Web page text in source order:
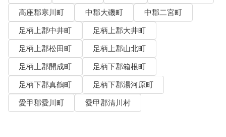
高座郡寒川町
中郡大磯町
中郡二宮町
足柄上郡中井町
足柄上郡大井町
足柄上郡松田町
足柄上郡山北町
足柄上郡開成町
足柄下郡箱根町
足柄下郡真鶴町
足柄下郡湯河原町
愛甲郡愛川町
愛甲郡清川村